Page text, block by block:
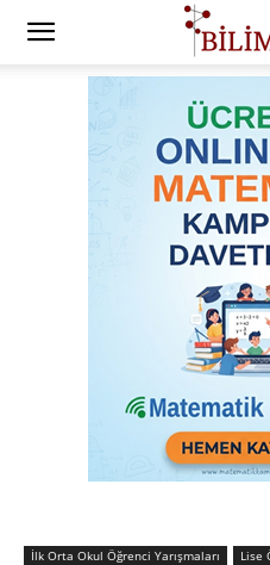
İlk Orta Okul Öğrenci Yarışmaları Lise